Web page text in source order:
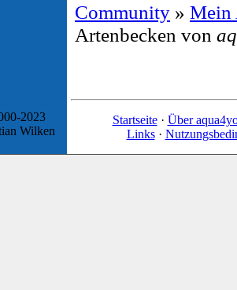
Community » Mein
Artenbecken von
2023
Wilken
Startseite· Über
Links·